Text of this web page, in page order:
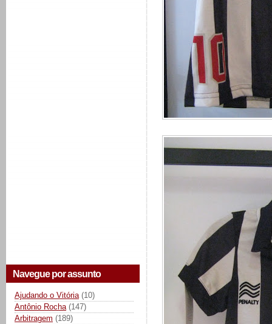
Navegue por assunto
Ajudando o Vitória (10)
Antônio Rocha (147)
Arbitragem (189)